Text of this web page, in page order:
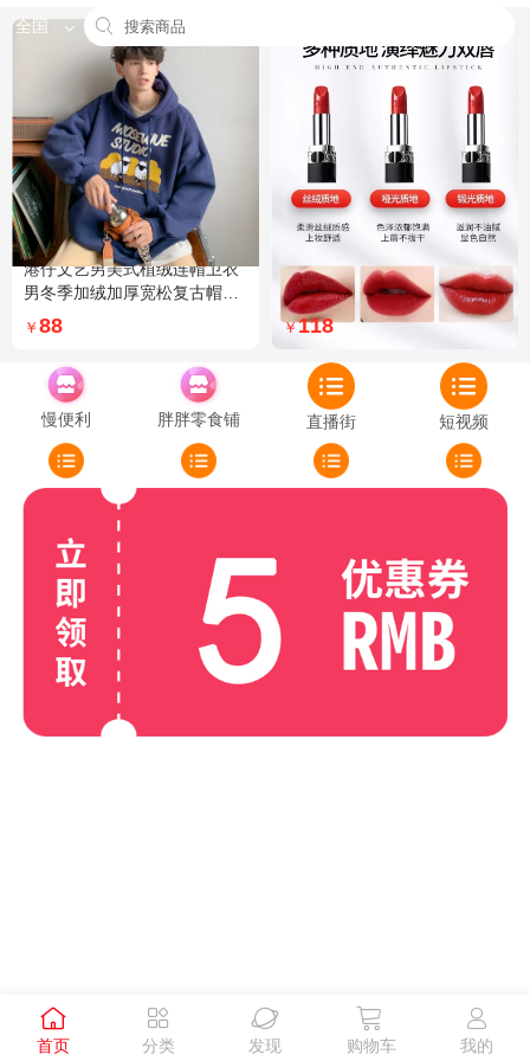
全国
港仔文艺男美式植绒连帽卫衣
男冬季加绒加厚宽松复古帽衫
外套 XXL 加绒 5XL 灰色加绒
￥ 88
Dior迪奥全新烈艳蓝金口红品
牌授权经典藤格纹饰带丝绒质
地999色号传奇红唇哑光 哑光
￥118
慢便利 胖胖零食铺 直播街 短视频

首页

分类

发现

购物车

我的